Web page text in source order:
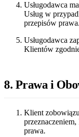
Usługodawca
Usług w
przepisów prawa.
Usługodawca
Klientów
8. Prawa i
Klient
prawa.